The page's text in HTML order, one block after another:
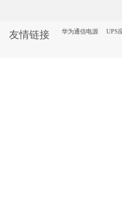
友情链接 华为通信电源 UPS